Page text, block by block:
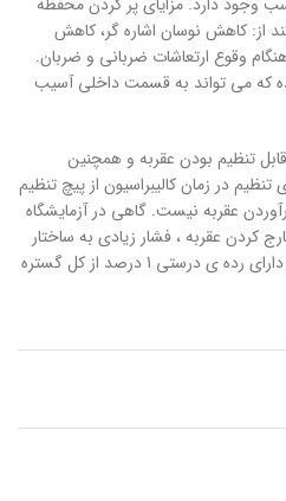
از: کاهش نوسان اشاره گر، کاهش
وقوع ارتعاشات ضربانی و ضربان.
که می تواند به قسمت داخلی آسیب
تنظیم بودن عقربه و همچنین
تنظیم در زمان کالیبراسیون از پیچ تنظیم
عقربه نیست. گاهی در آزمایشگاه
کردن عقربه ، فشار زیادی به ساختار
گیج وارد می شود. مدل مورد اشاره دارای رده ی درستی 1 درصد از کل گستره